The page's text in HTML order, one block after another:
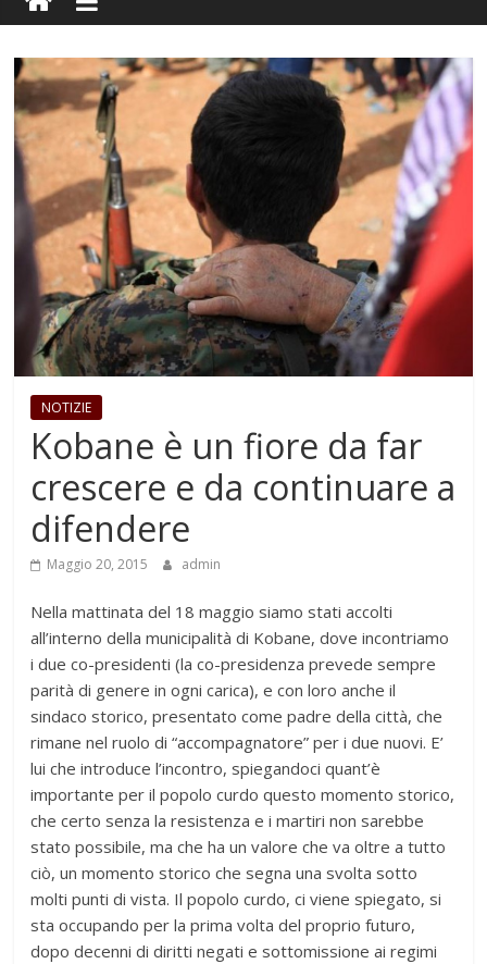
NOTIZIE
Kobane è un fiore da far
crescere e da continuare a
difendere
Maggio 20, 2015 admin
Nella mattinata del 18 maggio siamo stati accolti
all’interno della municipalità di Kobane, dove incontriamo
i due co-presidenti (la co-presidenza prevede sempre
parità di genere in ogni carica), e con loro anche il
sindaco storico, presentato come padre della città, che
rimane nel ruolo di “accompagnatore” per i due nuovi. E’
lui che introduce l’incontro, spiegandoci quant’è
importante per il popolo curdo questo momento storico,
che certo senza la resistenza e i martiri non sarebbe
stato possibile, ma che ha un valore che va oltre a tutto
ciò, un momento storico che segna una svolta sotto
molti punti di vista. Il popolo curdo, ci viene spiegato, si
sta occupando per la prima volta del proprio futuro,
dopo decenni di diritti negati e sottomissione ai regimi